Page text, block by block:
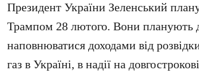
Президент України Зеленський
Трампом 28 лютого. Вони планують
наповнюватися доходами від
газ в Україні, в надії на